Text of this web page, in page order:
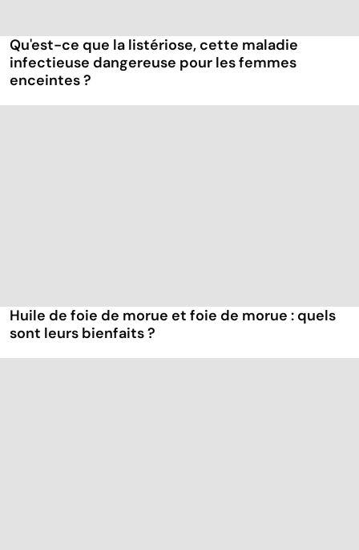
Qu'est-ce que la listériose, cette maladie
infectieuse dangereuse pour les femmes
enceintes ?
Huile de foie de morue et foie de morue : quels
sont leurs bienfaits ?